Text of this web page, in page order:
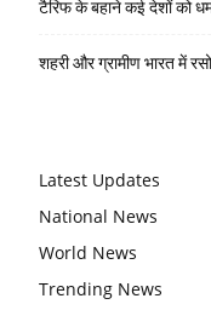
टैरिफ के बहाने कई देशों को
शहरी और ग्रामीण भारत में
Latest Updates
National News
World News
Trending News